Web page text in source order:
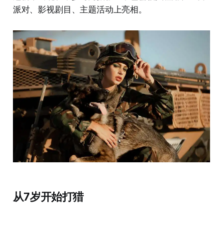
派对、影视剧目、主题活动上亮相。
从7岁开始打猎